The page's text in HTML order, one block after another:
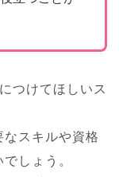
つけてほしいス
スキルや資格
しょう。